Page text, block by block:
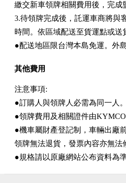
繳交新車領牌相關費用後，完成
3.待領牌完成後，託運車商將與
時間。依區域配送至貨運點或送
●配送地區限台灣本島免運。外
其他費用
注意事項:
●訂購人與領牌人必需為同一人。
●領牌費用及相關證件由KYMCO
●機車屬財產登記制，車輛出廠
領牌無法退貨，發票內容亦無法
●規格請以原廠網站公布資料為準